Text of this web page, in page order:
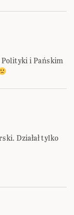
Polityki i Pańskim
Działał tylko